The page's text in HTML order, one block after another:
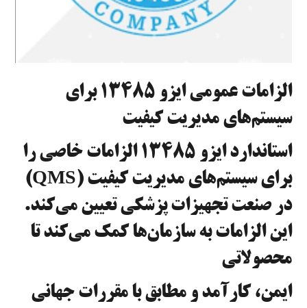
الزامات عمومی ایزو ۱۳۴۸۵ برای
سیستم‌های مدیریت کیفیت
استاندارد ایزو ۱۳۴۸۵ الزامات خاصی را
برای سیستم‌های مدیریت کیفیت (QMS)
در صنعت تجهیزات پزشکی تعیین می‌کند.
این الزامات به سازمان‌ها کمک می‌کند تا
محصولاتی
ایمن، کارآمد و مطابق با مقررات جهانی